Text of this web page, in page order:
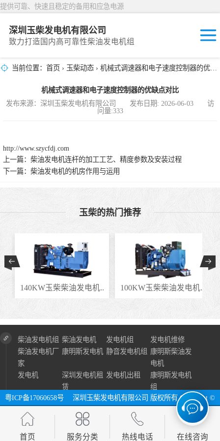
提供可靠、快速且稳定的备用和应急电源
深圳玉柴发电机有限公司
致力打造国内高可靠性柴油发电机组
当前位置： 首页 › 玉柴动态 › 机械式调速器和电子速度控制器的优缺点对比
机械式调速器和电子速度控制器的优缺点对比
发布来源：深圳玉柴发电机有限公司 发布日期: 2026-06-03 访
问量:333
http://www.szycfdj.com
上一篇： 柴油发电机连杆的加工工艺、精度参数及安装过程
下一篇： 柴油发电机的机房作用与运用
玉柴的热门推荐
140KW玉柴柴油发电机.. 100KW玉柴柴油发电机..
柴油发电机组 柴油发电机 发电机组
发电机维修
柴油发电机厂
家
康明斯发电机 静音发电机组 康明斯柴油发
电机
发电机
深圳发电机租
赁
发电机出租
康明斯发电机
组
粤ICP备17060658号
深圳玉柴发电机有限公司 版权所有 Copyright ©
2024 All Right Reserve ⓔ 网址：http://www.szycfdj.com网站地图
首页 服务分类 热线电话 在线咨询
固定开放式
封闭撬装式